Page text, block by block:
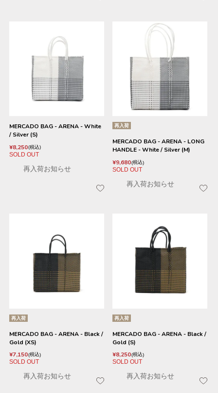
MERCADO BAG - ARENA - White
/ Silver (S)
¥8,250 税込
SOLD OUT
再入荷お知らせ
再入荷
MERCADO BAG - ARENA - LONG
HANDLE - White / Silver (M)
¥9,680 税込
SOLD OUT
再入荷お知らせ
再入荷
MERCADO BAG - ARENA - Black /
Gold (XS)
¥7,150 税込
SOLD OUT
再入荷お知らせ
再入荷
MERCADO BAG - ARENA - Black /
Gold (S)
¥8,250 税込
SOLD OUT
再入荷お知らせ